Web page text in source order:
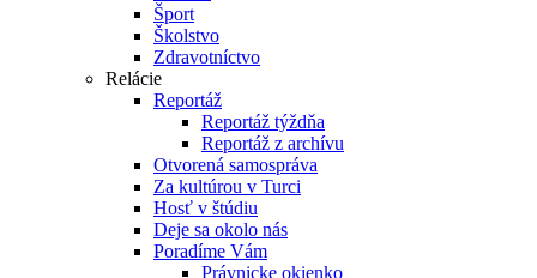
Šport
Školstvo
Zdravotníctvo
Relácie
Reportáž
Reportáž týždňa
Reportáž z archívu
Otvorená samospráva
Za kultúrou v Turci
Hosť v štúdiu
Deje sa okolo nás
Poradíme Vám
Právnicke okienko